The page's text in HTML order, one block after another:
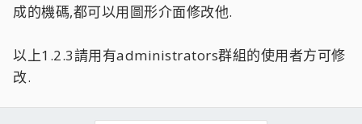
成的機碼,都可以用圖形介面修改他.
以上1.2.3請用有administrators群組的使用者方可修
改.